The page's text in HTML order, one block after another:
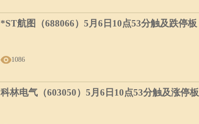
*ST航图（688066）5月6日10点53分触及跌停板
1086
科林电气（603050）5月6日10点53分触及涨停板